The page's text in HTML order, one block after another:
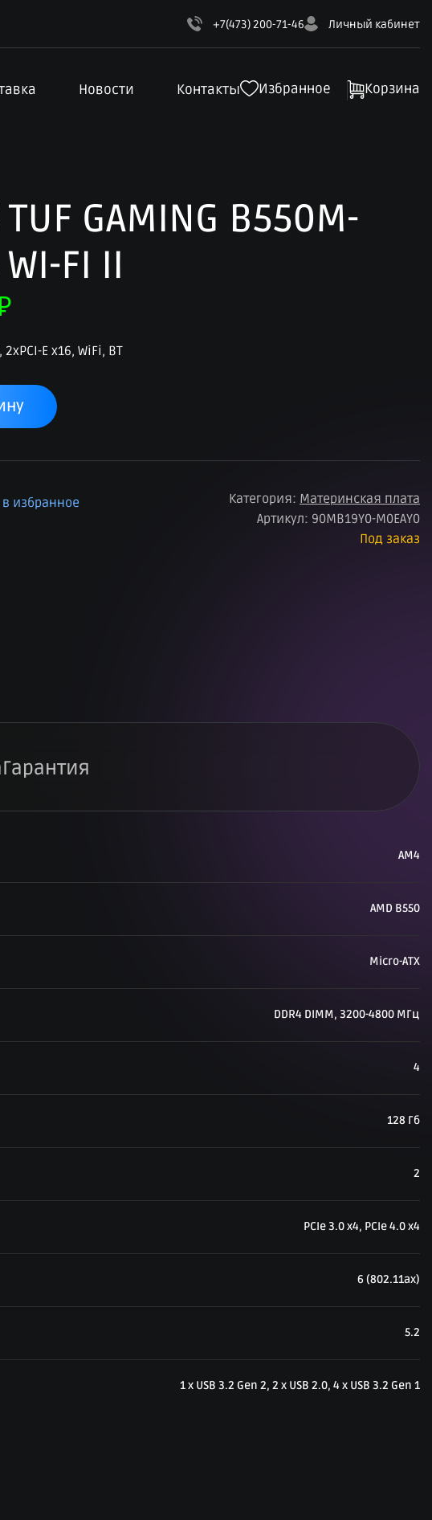
+7(473) 200-71-46 Личный кабинет
Новости Контакты Избранное Корзина
TUF GAMING B550M-
WI-FI II
E x16, WiFi, BT
избранное
Под заказ
Артикул: 90MB19Y0-M0EAY0
Категория: Материнская плата
Гарантия
AM4
AMD B550
Micro-ATX
DDR4 DIMM, 3200-4800 МГц
4
128 Гб
2
PCIe 3.0 x4, PCIe 4.0 x4
6 (802.11ax)
5.2
1 x USB 3.2 Gen 2, 2 x USB 2.0, 4 x USB 3.2 Gen 1